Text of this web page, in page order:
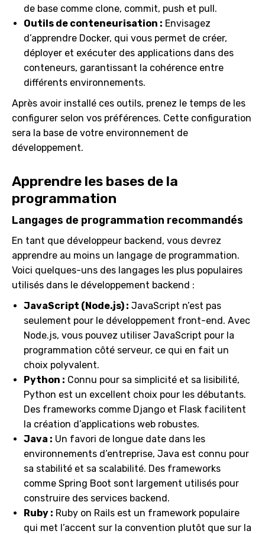
de base comme clone, commit, push et pull.
Outils de conteneurisation : Envisagez
d’apprendre Docker, qui vous permet de créer,
déployer et exécuter des applications dans des
conteneurs, garantissant la cohérence entre
différents environnements.
Après avoir installé ces outils, prenez le temps de les
configurer selon vos préférences. Cette configuration
sera la base de votre environnement de
développement.
Apprendre les bases de la
programmation
Langages de programmation recommandés
En tant que développeur backend, vous devrez
apprendre au moins un langage de programmation.
Voici quelques-uns des langages les plus populaires
utilisés dans le développement backend :
JavaScript (Node.js) : JavaScript n’est pas
seulement pour le développement front-end. Avec
Node.js, vous pouvez utiliser JavaScript pour la
programmation côté serveur, ce qui en fait un
choix polyvalent.
Python : Connu pour sa simplicité et sa lisibilité,
Python est un excellent choix pour les débutants.
Des frameworks comme Django et Flask facilitent
la création d’applications web robustes.
Java : Un favori de longue date dans les
environnements d’entreprise, Java est connu pour
sa stabilité et sa scalabilité. Des frameworks
comme Spring Boot sont largement utilisés pour
construire des services backend.
Ruby : Ruby on Rails est un framework populaire
qui met l’accent sur la convention plutôt que sur la